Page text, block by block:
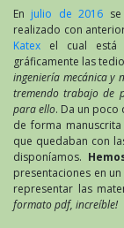
En julio de 2016
realizado con
Katex el cual está
gráficamente las
ingeniería mecánica y
tremendo trabajo de
para ello. Da un
de forma
que quedaban con
disponíamos.
presentaciones en
representar las
formato pdf, increíble!